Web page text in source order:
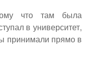
что там была
в университет,
принимали прямо в